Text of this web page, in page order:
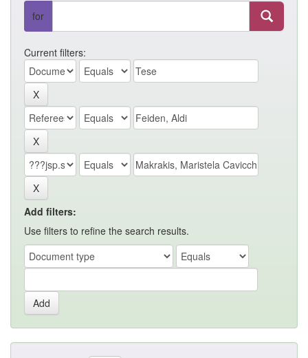
for
Current filters:
Add filters:
Use filters to refine the search results.